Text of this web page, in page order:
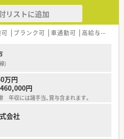
リストに追加
ブランク可 車通勤可 高給与(600万円以上)
)
万円
円
年収には諸手当、賞与含まれます。
会社